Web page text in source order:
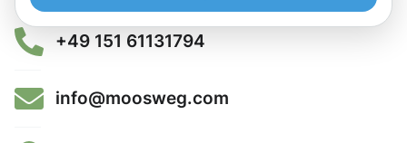
+49 151 61131794
info@moosweg.com